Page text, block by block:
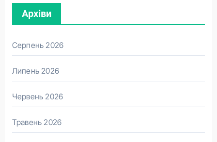
Архіви
Серпень 2026
Липень 2026
Червень 2026
Травень 2026